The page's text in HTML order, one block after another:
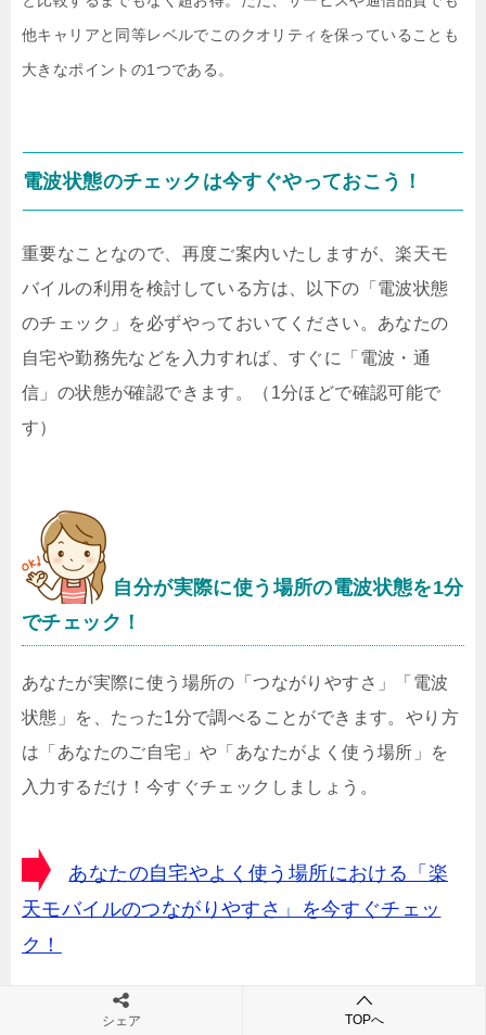
他キャリアと同等レベルでこのクオリティを保っていることも
大きなポイントの1つである。
電波状態のチェックは今すぐやっておこう！
重要なことなので、再度ご案内いたしますが、楽天モ
バイルの利用を検討している方は、以下の「電波状態
のチェック」を必ずやっておいてください。あなたの
自宅や勤務先などを入力すれば、すぐに「電波・通
信」の状態が確認できます。（1分ほどで確認可能で
す）
自分が実際に使う場所の電波状態を1分
でチェック！
あなたが実際に使う場所の「つながりやすさ」「電波
状態」を、たった1分で調べることができます。やり方
は「あなたのご自宅」や「あなたがよく使う場所」を
入力するだけ！今すぐチェックしましょう。
あなたの自宅やよく使う場所における「楽
天モバイルのつながりやすさ」を今すぐチェッ
ク！
（※上記ページからあなたがお住まいのエリアの「つながりや
シェア TOPへ